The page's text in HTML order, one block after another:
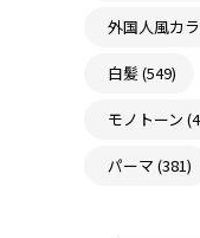
外国人風カ
白髪 (549)
モノトーン
パーマ (381)